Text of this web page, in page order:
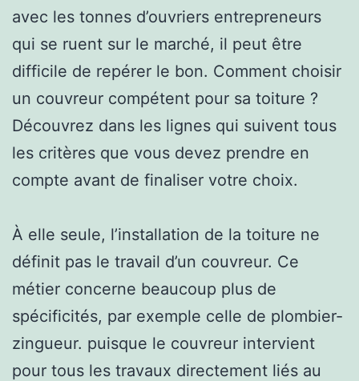
avec les tonnes d’ouvriers entrepreneurs
qui se ruent sur le marché, il peut être
difficile de repérer le bon. Comment choisir
un couvreur compétent pour sa toiture ?
Découvrez dans les lignes qui suivent tous
les critères que vous devez prendre en
compte avant de finaliser votre choix.
À elle seule, l’installation de la toiture ne
définit pas le travail d’un couvreur. Ce
métier concerne beaucoup plus de
spécificités, par exemple celle de plombier-
zingueur. puisque le couvreur intervient
pour tous les travaux directement liés au